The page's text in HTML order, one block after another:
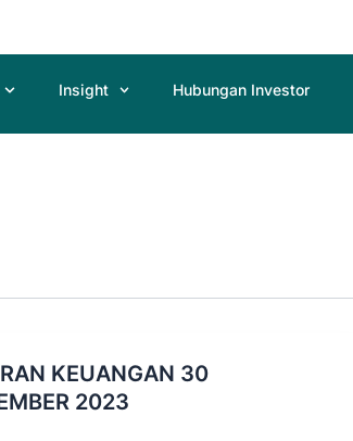
Insight Hubungan Investor
KEUANGAN 30
2023